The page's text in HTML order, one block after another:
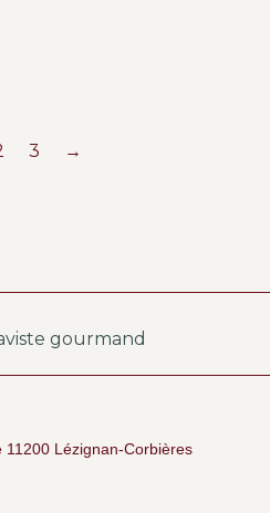
3 →
11200 Lézignan-Corbières